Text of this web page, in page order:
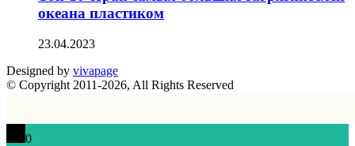
океана пластиком
23.04.2023
Designed by vivapage
© Copyright 2011-2026, All Rights Reserved
0